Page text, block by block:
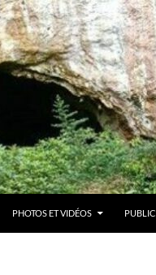
PHOTOS ET VIDÉOS